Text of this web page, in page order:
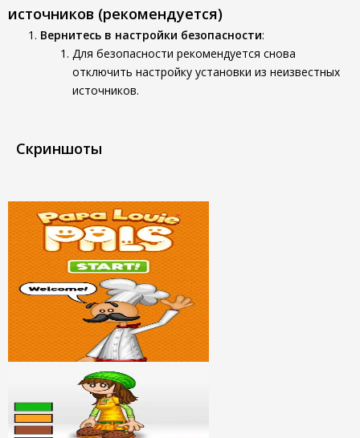
источников (рекомендуется)
Вернитесь в настройки безопасности:
Для безопасности рекомендуется снова
отключить настройку установки из неизвестных
источников.
Скриншоты